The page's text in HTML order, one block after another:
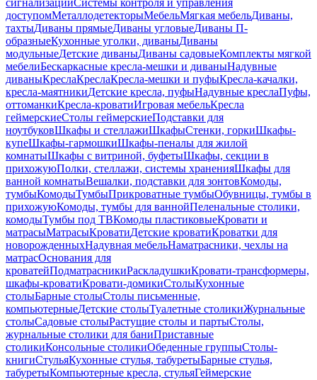
сигнализацииСистемы контроля и управления
доступомМеталлодетекторыМебельМягкая мебельДиваны,
тахтыДиваны прямыеДиваны угловыеДиваны П-
образныеКухонные уголки, диваныДиваны
модульныеДетские диваныДиваны садовыеКомплекты мягкой
мебелиБескаркасные кресла-мешки и диваныНадувные
диваныКреслаКреслаКресла-мешки и пуфыКресла-качалки,
кресла-маятникиДетские кресла, пуфыНадувные креслаПуфы,
оттоманкиКресла-кроватиИгровая мебельКресла
геймерскиеСтолы геймерскиеПодставки для
ноутбуковШкафы и стеллажиШкафыСтенки, горкиШкафы-
купеШкафы-гармошкиШкафы-пеналы для жилой
комнатыШкафы с витриной, буфетыШкафы, секции в
прихожуюПолки, стеллажи, системы храненияШкафы для
ванной комнатыВешалки, подставки для зонтовКомоды,
тумбыКомодыТумбыПрикроватные тумбыОбувницы, тумбы в
прихожуюКомоды, тумбы для ваннойПеленальные столики,
комодыТумбы под ТВКомоды пластиковыеКровати и
матрасыМатрасыКроватиДетские кроватиКроватки для
новорожденныхНадувная мебельНаматрасники, чехлы на
матрасОснования для
кроватейПодматрасникиРаскладушкиКровати-трансформеры,
шкафы-кроватиКровати-домикиСтолыКухонные
столыБарные столыСтолы письменные,
компьютерныеДетские столыТуалетные столикиЖурнальные
столыСадовые столыРастущие столы и партыСтолы,
журнальные столики для баниПриставные
столикиКонсольные столикиОбеденные группыСтолы-
книгиСтульяКухонные стулья, табуретыБарные стулья,
табуретыКомпьютерные кресла, стульяГеймерские